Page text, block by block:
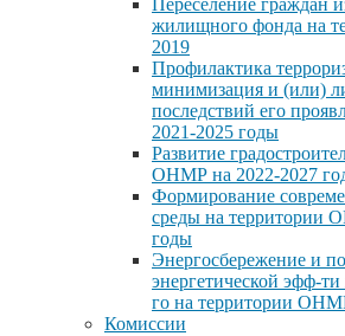
жилищного фонда на
2019
Профилактика
минимизация и (или)
последствий его
2021-2025 годы
Развитие
ОНМР на 2022-2027
Формирование
среды на территории
годы
Энергосбережение и
энергетической эфф-
го на территории
Комиссии